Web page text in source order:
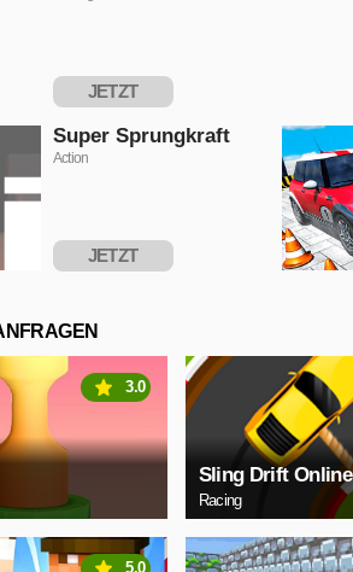
JETZT
Super Sprungkraft
Action
JETZT
3.0
Sling Drift Online
Racing
5.0